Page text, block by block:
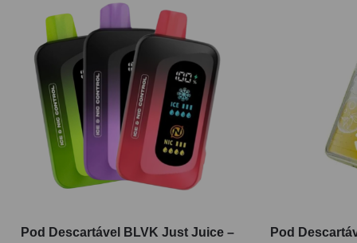
Pod Descartável BLVK Just Juice –
Pod